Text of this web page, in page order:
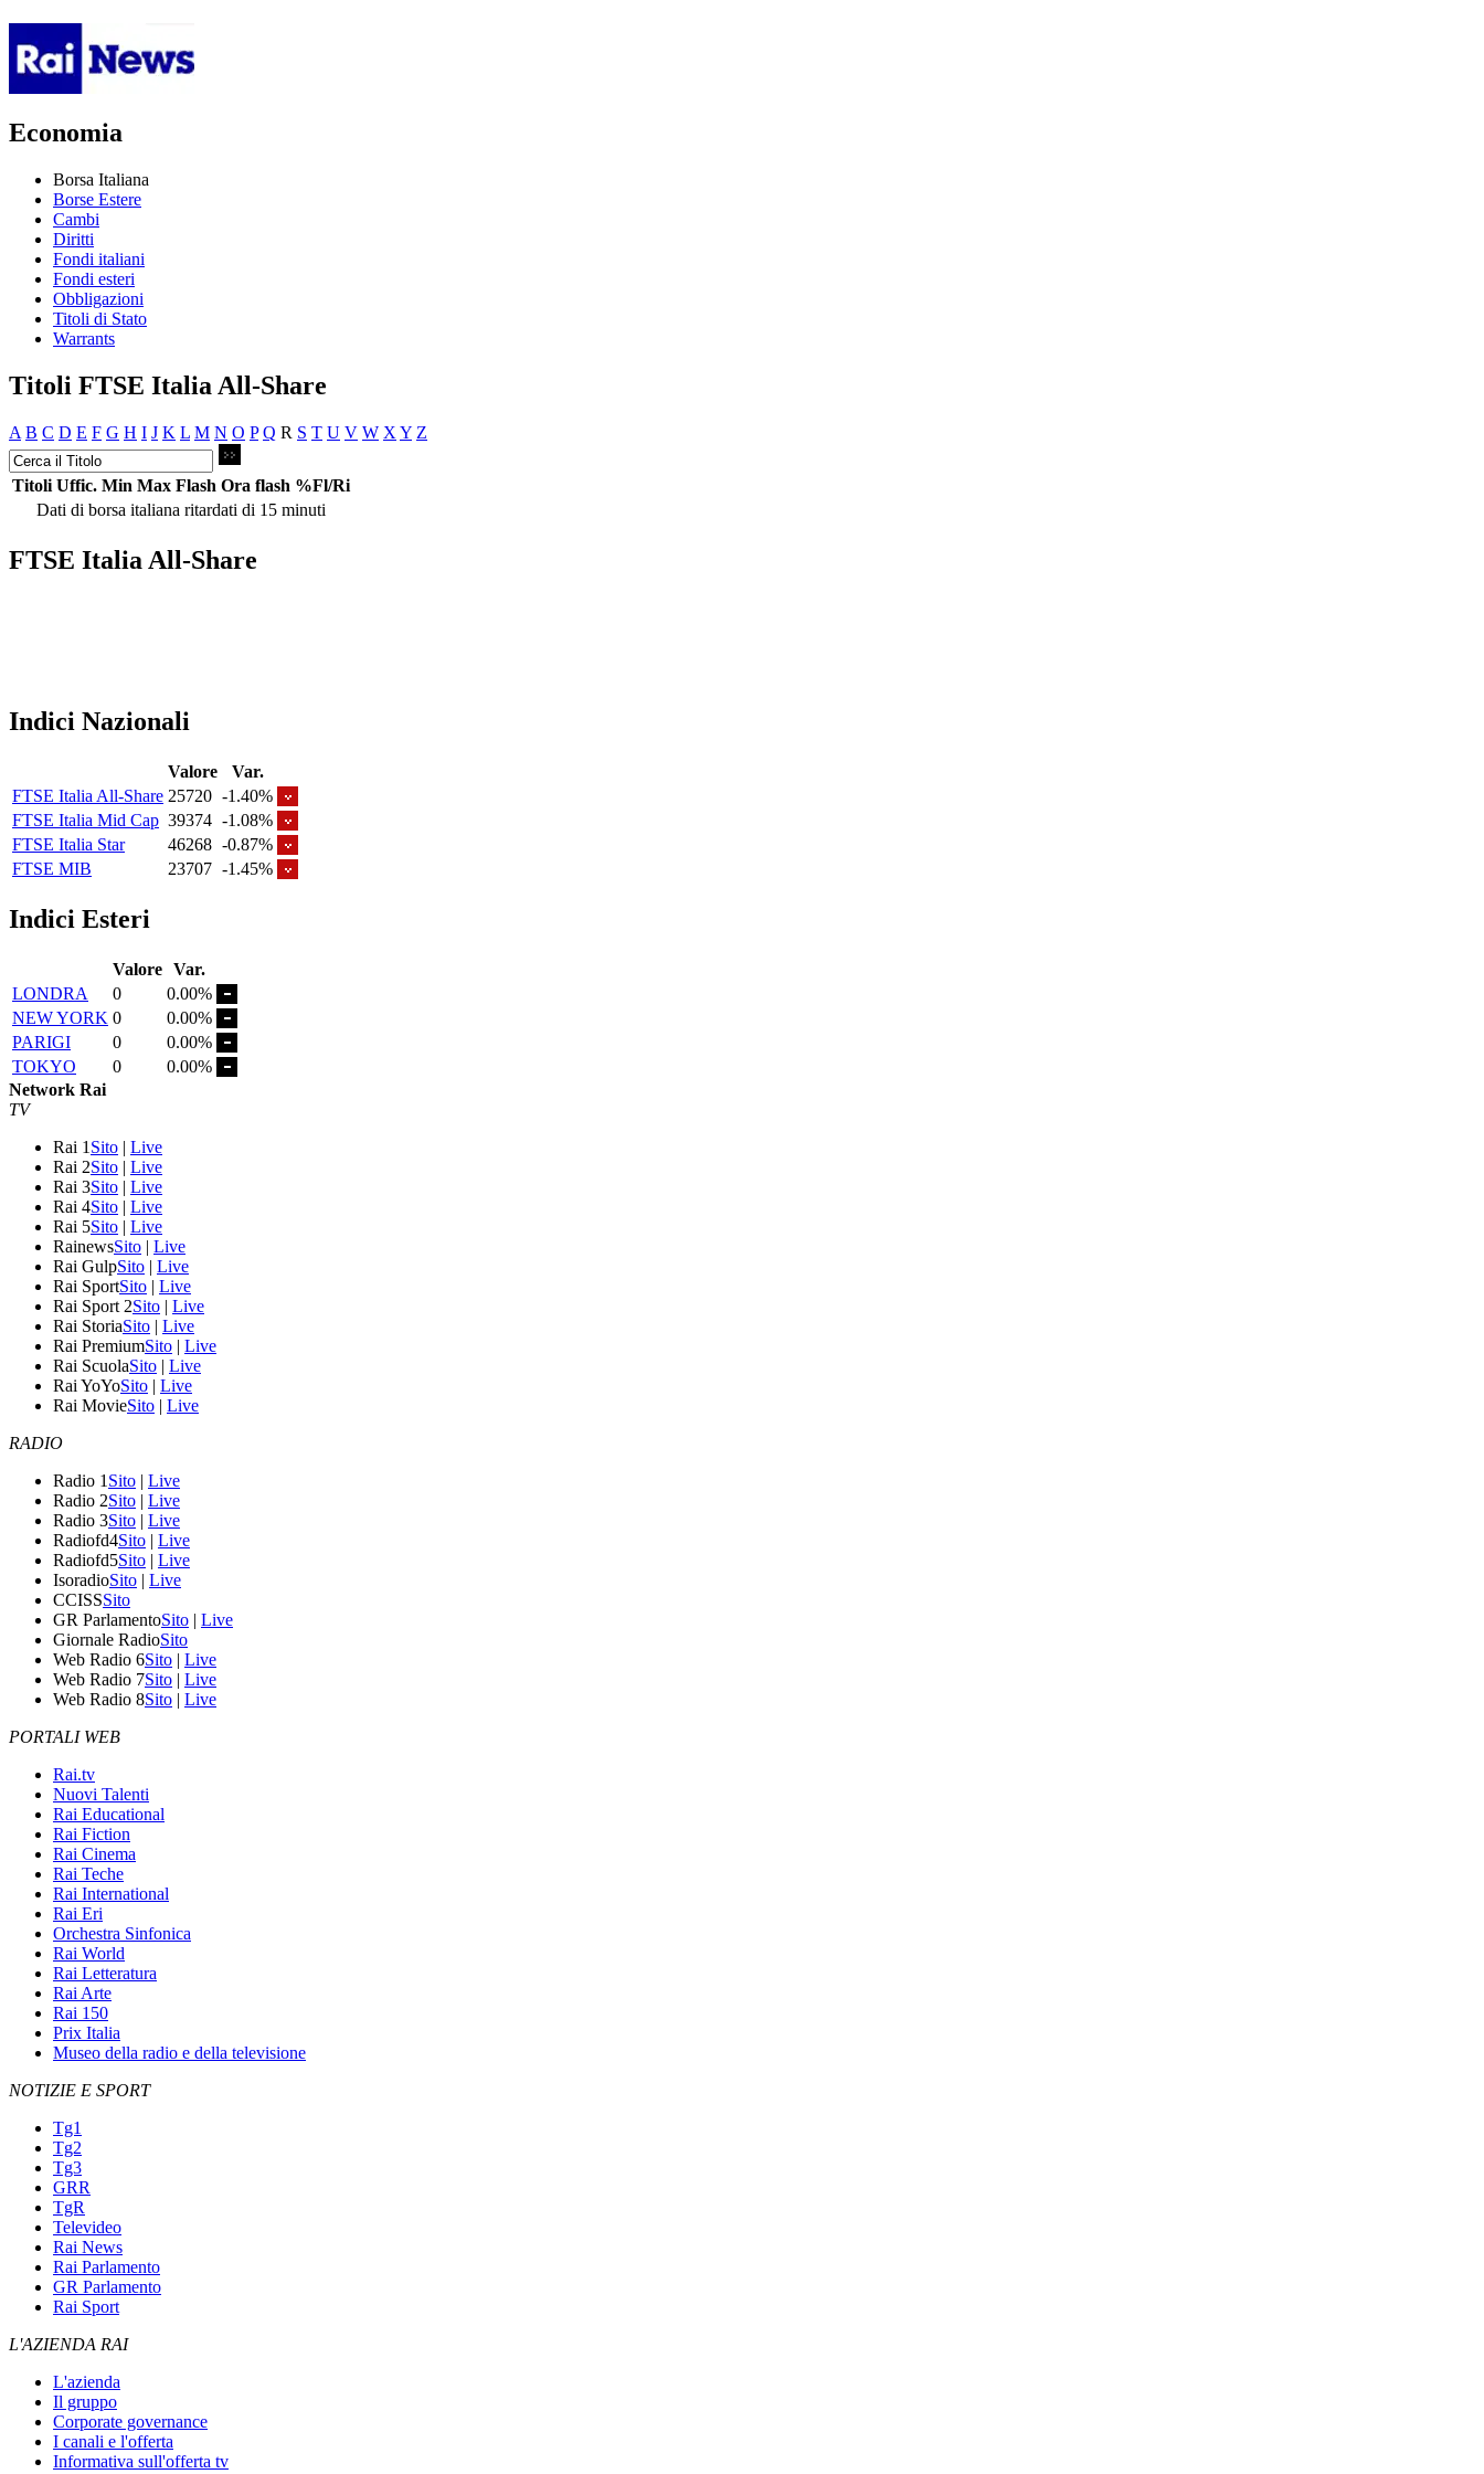
Economia
Borsa Italiana
Borse Estere
Cambi
Diritti
Fondi italiani
Fondi esteri
Obbligazioni
Titoli di Stato
Warrants
Titoli FTSE Italia All-Share
A B C D E F G H I J K L M N O P Q R S T U V W X Y Z
Titoli Uffic. Min Max Flash Ora flash %Fl/Ri
Dati di borsa italiana ritardati di 15 minuti
FTSE Italia All-Share
Indici Nazionali
Valore
Var.
FTSE Italia All-Share 25720 -1.40%
FTSE Italia Mid Cap 39374 -1.08%
FTSE Italia Star
46268 -0.87%
FTSE MIB
23707 -1.45%
Indici Esteri
Valore Var.
LONDRA
0
0.00%
NEW YORK 0
0.00%
PARIGI
0
0.00%
TOKYO
0
0.00%
Network Rai
TV
Rai 1 Sito | Live
Rai 2Sito | Live
Rai 3Sito | Live
Rai 4Sito | Live
Rai 5Sito | Live
RainewsSito | Live
Rai GulpSito | Live
Rai SportSito | Live
Rai Sport 2Sito | Live
Rai StoriaSito | Live
Rai PremiumSito | Live
Rai ScuolaSito | Live
Rai YoYoSito | Live
Rai MovieSito | Live
RADIO
Radio 1 Sito | Live
Radio 2Sito | Live
Radio 3Sito | Live
Radiofd4Sito | Live
Radiofd5Sito | Live
IsoradioSito | Live
CCISSSito
GR ParlamentoSito | Live
Giornale RadioSito
Web Radio 6Sito | Live
Web Radio 7Sito | Live
Web Radio 8Sito | Live
PORTALI WEB
Rai.tv
Nuovi Talenti
Rai Educational
Rai Fiction
Rai Cinema
Rai Teche
Rai International
Rai Eri
Orchestra Sinfonica
Rai World
Rai Letteratura
Rai Arte
Rai 150
Prix Italia
Museo della radio e della televisione
NOTIZIE E SPORT
Tg1
Tg2
Tg3
GRR
TgR
Televideo
Rai News
Rai Parlamento
GR Parlamento
Rai Sport
L'AZIENDA RAI
L'azienda
Il gruppo
Corporate governance
I canali e l'offerta
Informativa sull'offerta tv